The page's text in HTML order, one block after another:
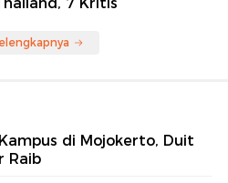
di Mojokerto, Duit
Raib